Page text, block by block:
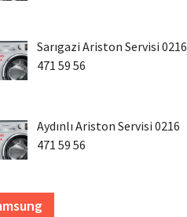
Sarıgazi Ariston Servisi 0216
471 59 56
Aydınlı Ariston Servisi 0216
471 59 56